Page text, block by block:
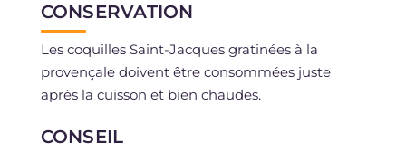
CONSERVATION
Les coquilles Saint-Jacques gratinées à la
provençale doivent être consommées juste
après la cuisson et bien chaudes.
CONSEIL